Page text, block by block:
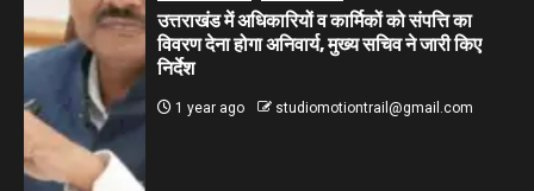
उत्तराखंड में अधिकारियों व कार्मिकों को संपत्ति का
विवरण देना होगा अनिवार्य, मुख्य सचिव ने जारी किए
निर्देश
1 year ago studiomotiontrail@gmail.com